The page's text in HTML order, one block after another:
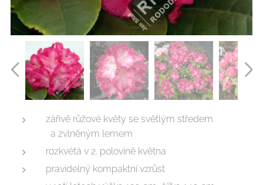
zářivě růžové květy se světlým středem
a zvlněným lemem
rozkvétá v 2. polovině května
pravidelný kompaktní vzrůst